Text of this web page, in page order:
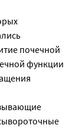
почечной
функции